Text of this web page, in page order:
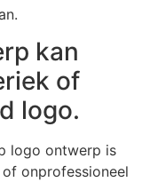
kan
of
logo.
logo ontwerp is
onprofessioneel